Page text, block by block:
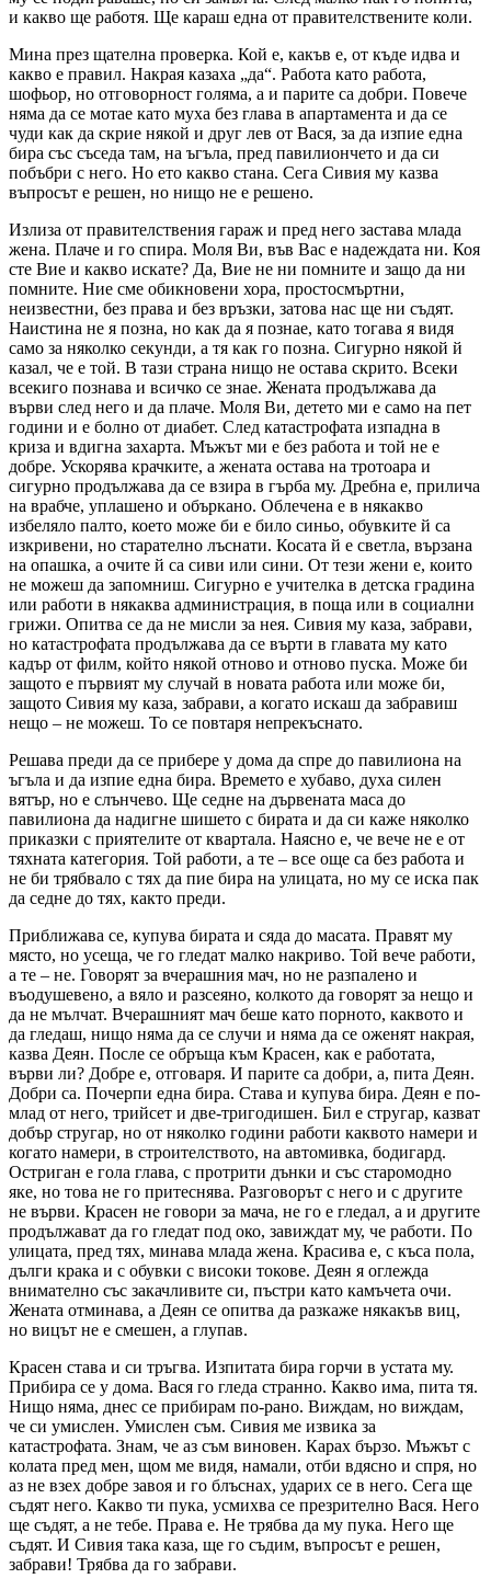
и какво ще работя. Ще караш една от правителствените коли.
Мина през щателна проверка. Кой е, какъв е, от къде идва и
какво е правил. Накрая казаха „да“. Работа като работа,
шофьор, но отговорност голяма, а и парите са добри. Повече
няма да се мотае като муха без глава в апартамента и да се
чуди как да скрие някой и друг лев от Вася, за да изпие една
бира със съседа там, на ъгъла, пред павилиончето и да си
побъбри с него. Но ето какво стана. Сега Сивия му казва
въпросът е решен, но нищо не е решено.
Излиза от правителствения гараж и пред него застава млада
жена. Плаче и го спира. Моля Ви, във Вас е надеждата ни. Коя
сте Вие и какво искате? Да, Вие не ни помните и защо да ни
помните. Ние сме обикновени хора, простосмъртни,
неизвестни, без права и без връзки, затова нас ще ни съдят.
Наистина не я позна, но как да я познае, като тогава я видя
само за няколко секунди, а тя как го позна. Сигурно някой й
казал, че е той. В тази страна нищо не остава скрито. Всеки
всекиго познава и всичко се знае. Жената продължава да
върви след него и да плаче. Моля Ви, детето ми е само на пет
години и е болно от диабет. След катастрофата изпадна в
криза и вдигна захарта. Мъжът ми е без работа и той не е
добре. Ускорява крачките, а жената остава на тротоара и
сигурно продължава да се взира в гърба му. Дребна е, прилича
на врабче, уплашено и объркано. Облечена е в някакво
избеляло палто, което може би е било синьо, обувките й са
изкривени, но старателно лъснати. Косата й е светла, вързана
на опашка, а очите й са сиви или сини. От тези жени е, които
не можеш да запомниш. Сигурно е учителка в детска градина
или работи в някаква администрация, в поща или в социални
грижи. Опитва се да не мисли за нея. Сивия му каза, забрави,
но катастрофата продължава да се върти в главата му като
кадър от филм, който някой отново и отново пуска. Може би
защото е първият му случай в новата работа или може би,
защото Сивия му каза, забрави, а когато искаш да забравиш
нещо – не можеш. То се повтаря непрекъснато.
Решава преди да се прибере у дома да спре до павилиона на
ъгъла и да изпие една бира. Времето е хубаво, духа силен
вятър, но е слънчево. Ще седне на дървената маса до
павилиона да надигне шишето с бирата и да си каже няколко
приказки с приятелите от квартала. Наясно е, че вече не е от
тяхната категория. Той работи, а те – все още са без работа и
не би трябвало с тях да пие бира на улицата, но му се иска пак
да седне до тях, както преди.
Приближава се, купува бирата и сяда до масата. Правят му
място, но усеща, че го гледат малко накриво. Той вече работи,
а те – не. Говорят за вчерашния мач, но не разпалено и
въодушевено, а вяло и разсеяно, колкото да говорят за нещо и
да не мълчат. Вчерашният мач беше като порното, каквото и
да гледаш, нищо няма да се случи и няма да се оженят накрая,
казва Деян. После се обръща към Красен, как е работата,
върви ли? Добре е, отговаря. И парите са добри, а, пита Деян.
Добри са. Почерпи една бира. Става и купува бира. Деян е по-
млад от него, трийсет и две-тригодишен. Бил е стругар, казват
добър стругар, но от няколко години работи каквото намери и
когато намери, в строителството, на автомивка, бодигард.
Остриган е гола глава, с протрити дънки и със старомодно
яке, но това не го притеснява. Разговорът с него и с другите
не върви. Красен не говори за мача, не го е гледал, а и другите
продължават да го гледат под око, завиждат му, че работи. По
улицата, пред тях, минава млада жена. Красива е, с къса пола,
дълги крака и с обувки с високи токове. Деян я оглежда
внимателно със закачливите си, пъстри като камъчета очи.
Жената отминава, а Деян се опитва да разкаже някакъв виц,
но вицът не е смешен, а глупав.
Красен става и си тръгва. Изпитата бира горчи в устата му.
Прибира се у дома. Вася го гледа странно. Какво има, пита тя.
Нищо няма, днес се прибирам по-рано. Виждам, но виждам,
че си умислен. Умислен съм. Сивия ме извика за
катастрофата. Знам, че аз съм виновен. Карах бързо. Мъжът с
колата пред мен, щом ме видя, намали, отби вдясно и спря, но
аз не взех добре завоя и го блъснах, ударих се в него. Сега ще
съдят него. Какво ти пука, усмихва се презрително Вася. Него
ще съдят, а не тебе. Права е. Не трябва да му пука. Него ще
съдят. И Сивия така каза, ще го съдим, въпросът е решен,
забрави! Трябва да го забрави.